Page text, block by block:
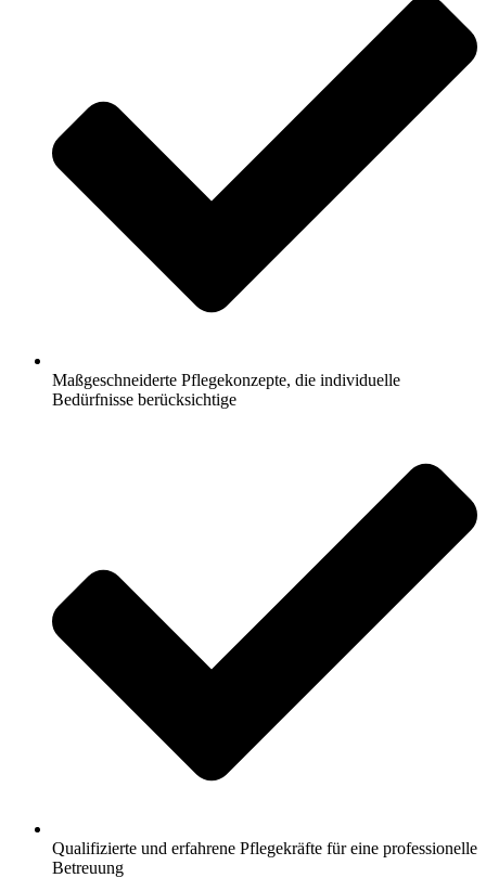
Maßgeschneiderte Pflegekonzepte, die individuelle
Bedürfnisse berücksichtige
Qualifizierte und erfahrene Pflegekräfte für eine professionelle
Betreuung